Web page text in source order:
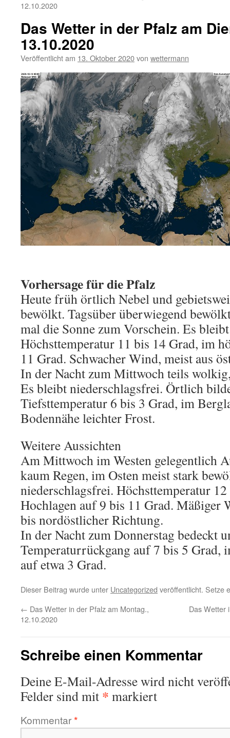
12.10.2020
Das Wetter in der Pfalz am
13.10.2020
Veröffentlicht am 13. Oktober 2020von wettermann
Vorhersage für die Pfalz
Heute früh örtlich Nebel und
bewölkt. Tagsüber überwiegend
mal die Sonne zum Vorschein. Es
Höchsttemperatur 11 bis 14 Grad, im
11 Grad. Schwacher Wind, meist aus
In der Nacht zum Mittwoch teils
Es bleibt niederschlagsfrei. Örtlich
Tiefsttemperatur 6 bis 3 Grad, im
Bodennähe leichter Frost.
Weitere Aussichten
Am Mittwoch im Westen gelegentlich
kaum Regen, im Osten meist stark
niederschlagsfrei. Höchsttemperatur
Hochlagen auf 9 bis 11 Grad. Mäßiger
bis nordöstlicher Richtung.
In der Nacht zum Donnerstag bedeckt
Temperaturrückgang auf 7 bis 5 Grad,
auf etwa 3 Grad.
Dieser Beitrag wurde unter Uncategorized veröffentlicht. Setze
← Das Wetter in der Pfalz am Montag.,
12.10.2020
Das Wetter
Schreibe einen Kommentar
Deine E-Mail-Adresse wird nicht
Felder sind mit * markiert
Kommentar*